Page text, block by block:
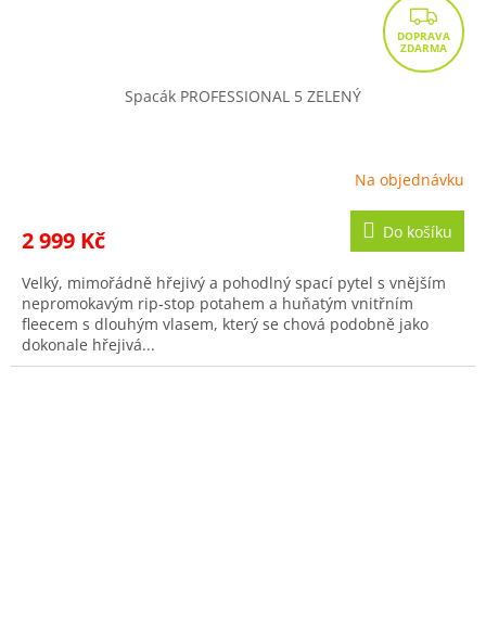
Z
D
A
Spacák PROFESSIONAL 5 ZELENÝ
Na objednávku
2 999 Kč Do košíku
Velký, mimořádně hřejivý a pohodlný spací pytel s vnějším
nepromokavým rip‑stop potahem a huňatým vnitřním
fleecem s dlouhým vlasem, který se chová podobně jako
dokonale hřejivá...